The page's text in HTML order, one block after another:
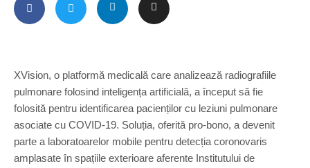
XVision, o platformă medicală care analizează radiografiile
pulmonare folosind inteligența artificială, a început să fie
folosită pentru identificarea pacienților cu leziuni pulmonare
asociate cu COVID-19. Soluția, oferită pro-bono, a devenit
parte a laboratoarelor mobile pentru detecția coronovaris
amplasate în spațiile exterioare aferente Institutului de